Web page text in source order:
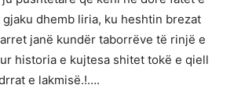
dhemb liria, ku heshtin brezat
janë kundër taborrëve të rinjë e
historia e kujtesa shitet tokë e qiell
e lakmisë.!….